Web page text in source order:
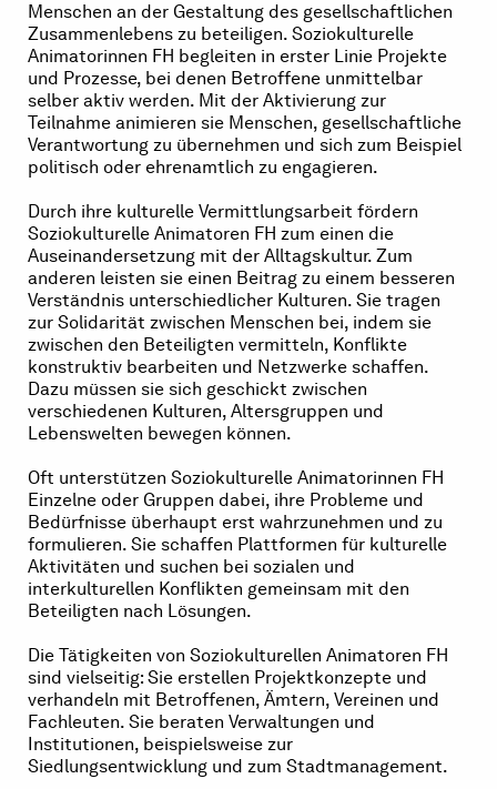
Menschen an der Gestaltung des gesellschaftlichen
Zusammenlebens zu beteiligen. Soziokulturelle
Animatorinnen FH begleiten in erster Linie Projekte
und Prozesse, bei denen Betroffene unmittelbar
selber aktiv werden. Mit der Aktivierung zur
Teilnahme animieren sie Menschen, gesellschaftliche
Verantwortung zu übernehmen und sich zum Beispiel
politisch oder ehrenamtlich zu engagieren.
Durch ihre kulturelle Vermittlungsarbeit fördern
Soziokulturelle Animatoren FH zum einen die
Auseinandersetzung mit der Alltagskultur. Zum
anderen leisten sie einen Beitrag zu einem besseren
Verständnis unterschiedlicher Kulturen. Sie tragen
zur Solidarität zwischen Menschen bei, indem sie
zwischen den Beteiligten vermitteln, Konflikte
konstruktiv bearbeiten und Netzwerke schaffen.
Dazu müssen sie sich geschickt zwischen
verschiedenen Kulturen, Altersgruppen und
Lebenswelten bewegen können.
Oft unterstützen Soziokulturelle Animatorinnen FH
Einzelne oder Gruppen dabei, ihre Probleme und
Bedürfnisse überhaupt erst wahrzunehmen und zu
formulieren. Sie schaffen Plattformen für kulturelle
Aktivitäten und suchen bei sozialen und
interkulturellen Konflikten gemeinsam mit den
Beteiligten nach Lösungen.
Die Tätigkeiten von Soziokulturellen Animatoren FH
sind vielseitig: Sie erstellen Projektkonzepte und
verhandeln mit Betroffenen, Ämtern, Vereinen und
Fachleuten. Sie beraten Verwaltungen und
Institutionen, beispielsweise zur
Siedlungsentwicklung und zum Stadtmanagement.